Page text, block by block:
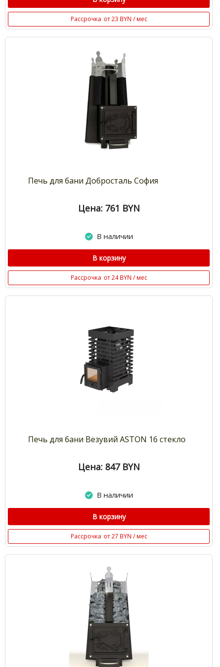
Рассрочка от 23 BYN / мес
Печь для бани Добросталь София
Цена: 761 BYN
В наличии
В корзину
Рассрочка от 24 BYN / мес
Печь для бани Везувий ASTON 16 стекло
Цена: 847 BYN
В наличии
В корзину
Рассрочка от 27 BYN / мес